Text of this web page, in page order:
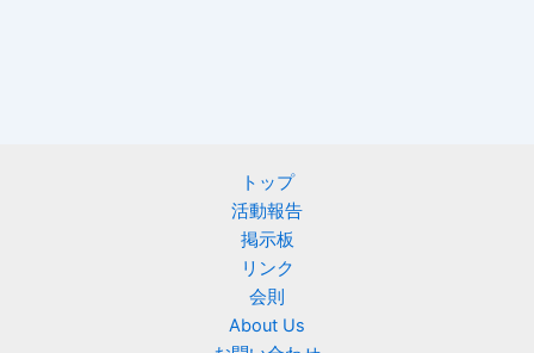
トップ
活動報告
掲示板
リンク
会則
About Us